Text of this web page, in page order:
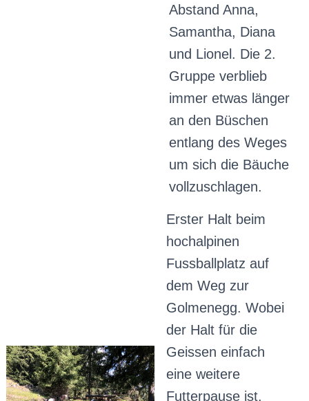
Abstand Anna,
Samantha, Diana
und Lionel. Die 2.
Gruppe verblieb
immer etwas länger
an den Büschen
entlang des Weges
um sich die Bäuche
vollzuschlagen.
Erster Halt beim
hochalpinen
Fussballplatz auf
dem Weg zur
Golmenegg. Wobei
der Halt für die
Geissen einfach
eine weitere
Futterpause ist.